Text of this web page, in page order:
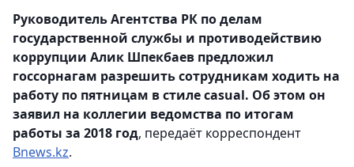
Руководитель Агентства РК по делам
государственной службы и противодействию
коррупции Алик Шпекбаев предложил
госсорнагам разрешить сотрудникам ходить на
работу по пятницам в стиле casual. Об этом он
заявил на коллегии ведомства по итогам
работы за 2018 год, передаёт корреспондент
Bnews.kz.